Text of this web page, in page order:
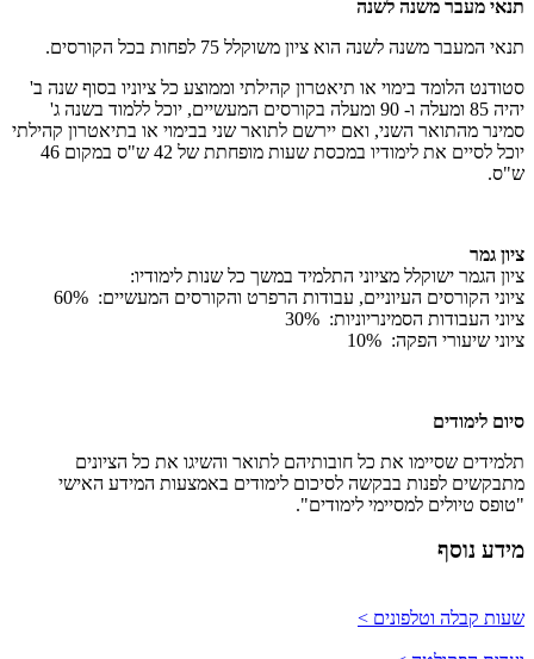
תנאי מעבר משנה לשנה
תנאי המעבר משנה לשנה הוא ציון משוקלל 75 לפחות בכל הקורסים.
סטודנט הלומד בימוי או תיאטרון קהילתי וממוצע כל ציוניו בסוף שנה ב'
יהיה 85 ומעלה ו- 90 ומעלה בקורסים המעשיים, יוכל ללמוד בשנה ג'
סמינר מהתואר השני, ואם יירשם לתואר שני בבימוי או בתיאטרון קהילתי
יוכל לסיים את לימודיו במכסת שעות מופחתת של 42 ש"ס במקום 46
ש"ס.
ציון גמר
ציון הגמר ישוקלל מציוני התלמיד במשך כל שנות לימודיו:
ציוני הקורסים העיוניים, עבודות הרפרט והקורסים המעשיים: 60%
ציוני העבודות הסמינריוניות: 30%
ציוני שיעורי הפקה: 10%
סיום לימודים
תלמידים שסיימו את כל חובותיהם לתואר והשיגו את כל הציונים
מתבקשים לפנות בבקשה לסיכום לימודים באמצעות המידע האישי
"טופס טיולים למסיימי לימודים".
מידע נוסף
שעות קבלה וטלפונים >